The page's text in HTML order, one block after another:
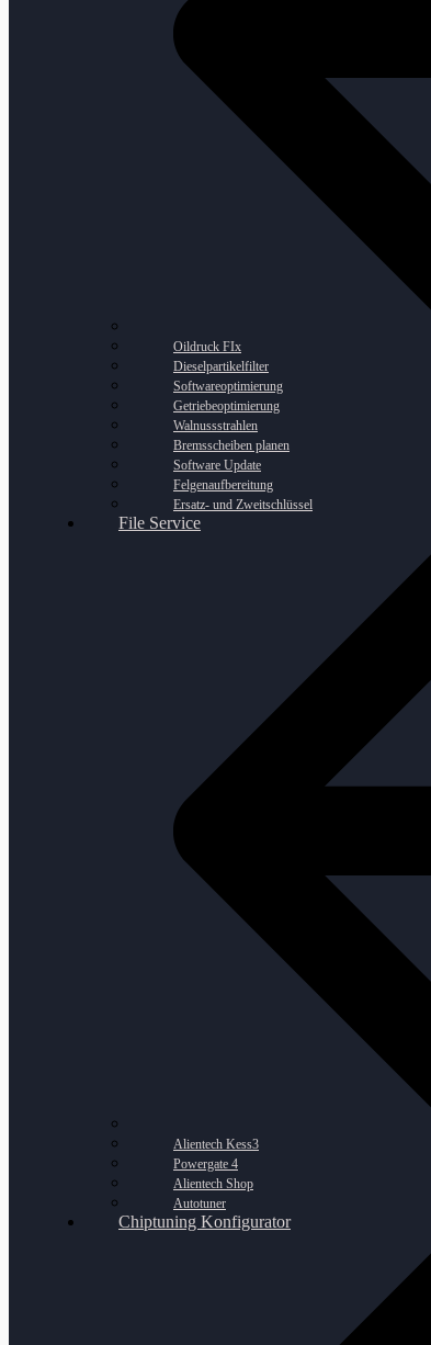
Oildruck FIx
Dieselpartikelfilter
Softwareoptimierung
Getriebeoptimierung
Walnussstrahlen
Bremsscheiben planen
Software Update
Felgenaufbereitung
Ersatz- und Zweitschlüssel
File Service
Alientech Kess3
Powergate 4
Alientech Shop
Autotuner
Chiptuning Konfigurator